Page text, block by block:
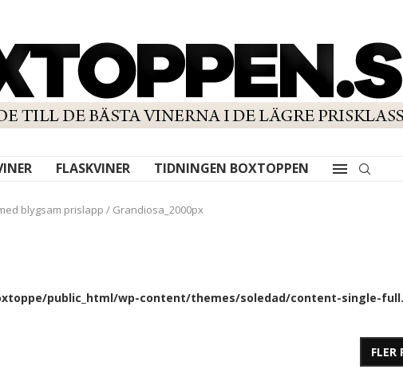
FLASKVINER TIDNINGEN BOXTOPPEN
blygsam prislapp / Grandiosa_2000px
public_html/wp-content/themes/soledad/content-single-
FLER